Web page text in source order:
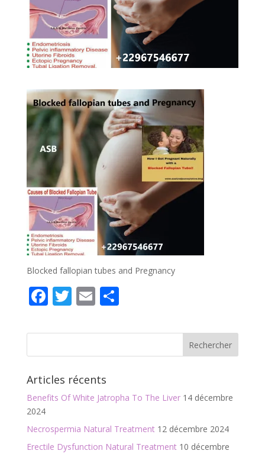
Blocked fallopian tubes and Pregnancy
F
e
b
o
o
k
T
itt
er
E
ai
l
P
ta
g
Articles récents
Benefits Of White Jatropha To The Liver 14 décembre
2024
Necrospermia Natural Treatment 12 décembre 2024
Erectile Dysfunction Natural Treatment 10 décembre